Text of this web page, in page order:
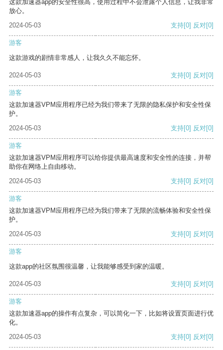
这款加速器app的安全性很高，使用过程中不会泄露个人信息，让我非常
放心。
2024-05-03
支持[0] 反对[0]
游客
这款游戏的剧情非常感人，让我久久不能忘怀。
2024-05-03 支持[0] 反对[0]
游客
这款加速器VPM应用程序已经为我们带来了无限的隐私保护和安全性保
护。
2024-05-03
支持[0] 反对[0]
游客
这款加速器VPM应用程序可以给你提供最高速度和安全性的连接，并帮
助你在网络上自由移动。
2024-05-03
支持[0] 反对[0]
游客
这款加速器VPM应用程序已经为我们带来了无限的流畅体验和安全性保
护。
2024-05-03
支持[0] 反对[0]
游客
这款app的社区氛围很温馨，让我能够感受到家的温暖。
2024-05-03 支持[0] 反对[0]
游客
这款加速器app的操作有点复杂，可以简化一下，比如将设置页面进行优
化。
2024-05-03
支持[0] 反对[0]